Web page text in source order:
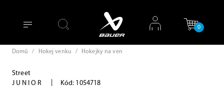
0
Domů / Hokej venku / Hokejky na ven
Street
JUNIOR
Kód: 1054718